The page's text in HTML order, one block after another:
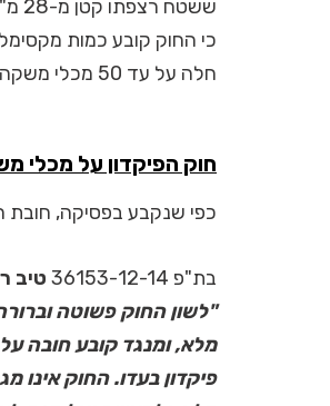
כי החוק קובע כמות
חלה על עד 50 מכלי משקה לכל צרכן וצרכן.
חוק הפיקדון על
כפי שנקבע בפסיקה, חובת
בת"פ 36153-12-14 טיב
"לשון החוק פשוטה
מלא, ומנגד קובע חובה
פיקדון בעדו. החוק